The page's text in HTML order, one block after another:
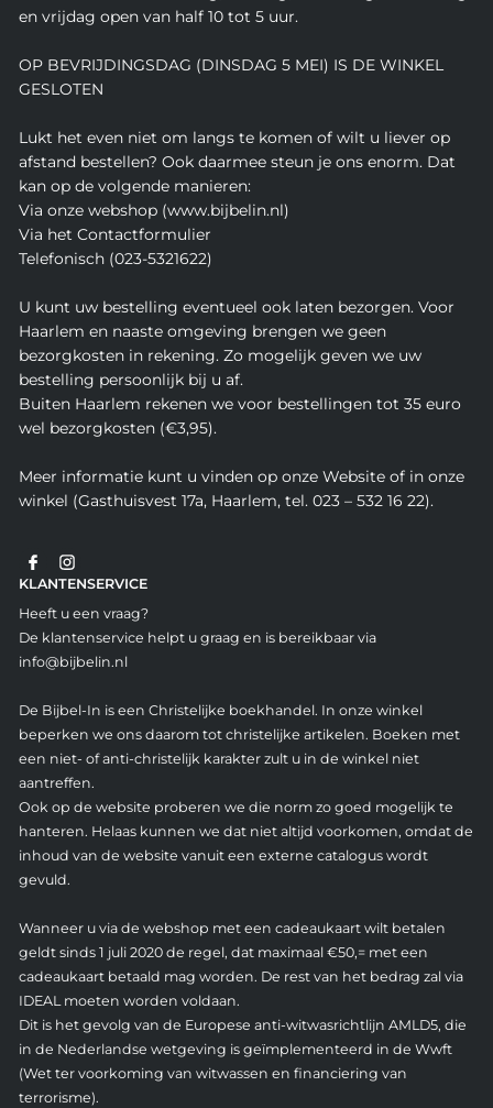
en vrijdag open van half 10 tot 5 uur.
OP BEVRIJDINGSDAG (DINSDAG 5 MEI) IS DE WINKEL
GESLOTEN
Lukt het even niet om langs te komen of wilt u liever op
afstand bestellen? Ook daarmee steun je ons enorm. Dat
kan op de volgende manieren:
Via onze webshop (www.bijbelin.nl)
Via het Contactformulier
Telefonisch (023-5321622)
U kunt uw bestelling eventueel ook laten bezorgen. Voor
Haarlem en naaste omgeving brengen we geen
bezorgkosten in rekening. Zo mogelijk geven we uw
bestelling persoonlijk bij u af.
Buiten Haarlem rekenen we voor bestellingen tot 35 euro
wel bezorgkosten (€3,95).
Meer informatie kunt u vinden op onze Website of in onze
winkel (Gasthuisvest 17a, Haarlem, tel. 023 – 532 16 22).
KLANTENSERVICE
Heeft u een vraag?
De klantenservice helpt u graag en is bereikbaar via
info@bijbelin.nl
De Bijbel-In is een Christelijke boekhandel. In onze winkel
beperken we ons daarom tot christelijke artikelen. Boeken met
een niet- of anti-christelijk karakter zult u in de winkel niet
aantreffen.
Ook op de website proberen we die norm zo goed mogelijk te
hanteren. Helaas kunnen we dat niet altijd voorkomen, omdat de
inhoud van de website vanuit een externe catalogus wordt
gevuld.
Wanneer u via de webshop met een cadeaukaart wilt betalen
geldt sinds 1 juli 2020 de regel, dat maximaal €50,= met een
cadeaukaart betaald mag worden. De rest van het bedrag zal via
IDEAL moeten worden voldaan.
Dit is het gevolg van de Europese anti-witwasrichtlijn AMLD5, die
in de Nederlandse wetgeving is geïmplementeerd in de Wwft
(Wet ter voorkoming van witwassen en financiering van
terrorisme).